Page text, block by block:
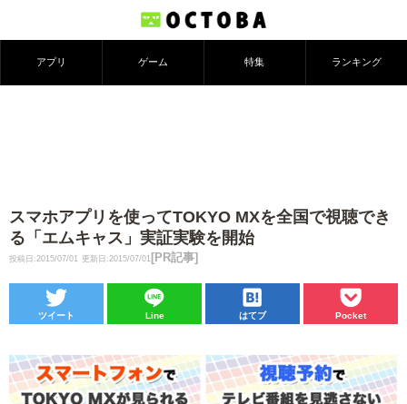
アプリ ゲーム 特集 ランキング
スマホアプリを使ってTOKYO MXを全国で視聴でき
る「エムキャス」実証実験を開始
投稿日:2015/07/01 更新日:2015/07/01 [PR記事]
ツイート Line はてブ Pocket